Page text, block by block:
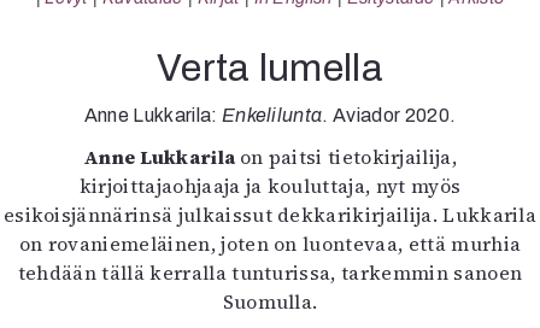
Sarjakuva
Sámegillii
Pääkirjoitus
Oulu2026
Näyttelyt
Musiikki
Levyt
Kuvataide
Kirjat
Verta lumella
Anne Lukkarila: Enkelilunta. Aviador 2020.
Anne Lukkarila on paitsi tietokirjailija,
kirjoittajaohjaaja ja kouluttaja, nyt myös
esikoisjännärinsä julkaissut dekkarikirjailija. Lukkarila
on rovaniemeläinen, joten on luontevaa, että murhia
tehdään tällä kerralla tunturissa, tarkemmin sanoen
Suomulla.